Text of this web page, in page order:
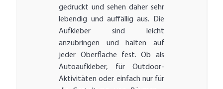
gedruckt und sehen daher sehr
lebendig und auffällig aus. Die
Aufkleber sind leicht
anzubringen und halten auf
jeder Oberfläche fest. Ob als
Autoaufkleber, für Outdoor-
Aktivitäten oder einfach nur für